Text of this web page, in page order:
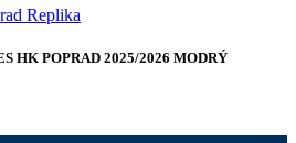
Replika
HK POPRAD 2025/2026 MODRÝ